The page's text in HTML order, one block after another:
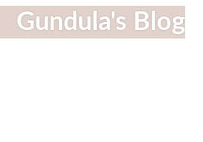
Gundula's Blog